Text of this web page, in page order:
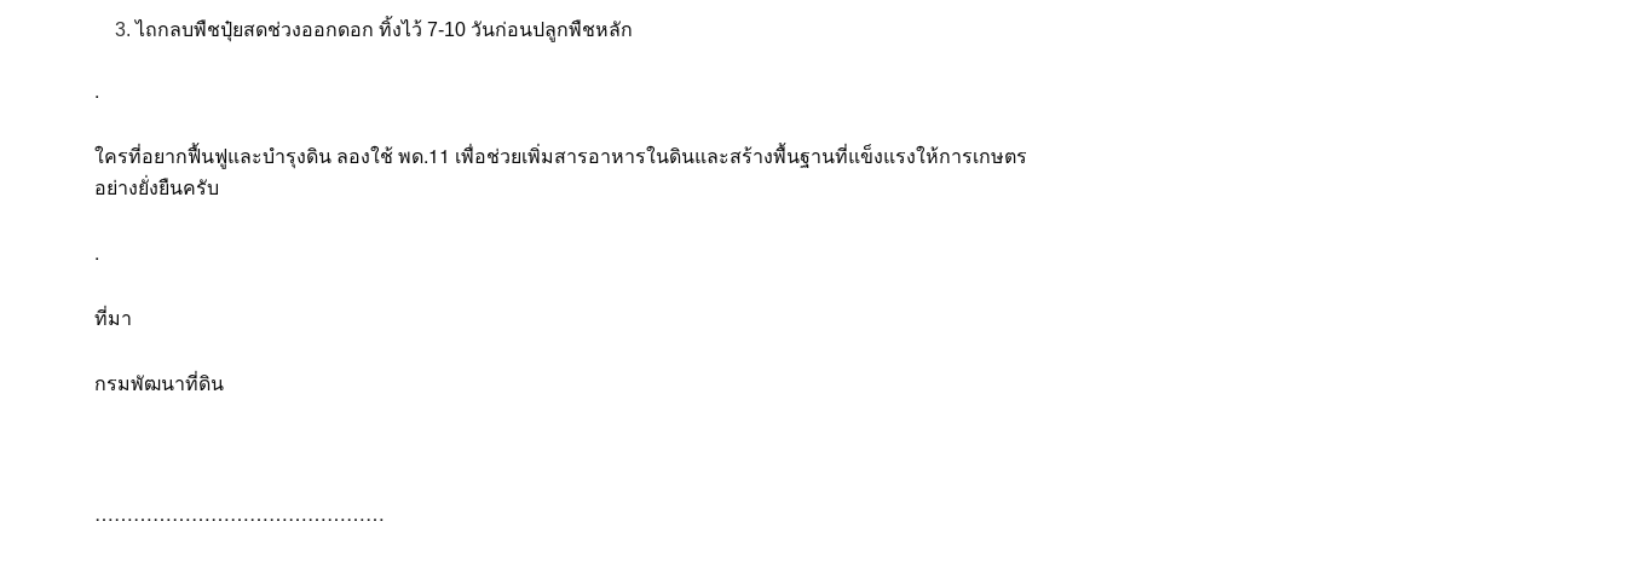
ไถกลบพืชปุ๋ยสดช่วงออกดอก ทิ้งไว้ 7-10 วันก่อนปลูกพืชหลัก
.
ใครที่อยากฟื้นฟูและบำรุงดิน ลองใช้ พด.11 เพื่อช่วยเพิ่มสารอาหารในดินและสร้างพื้นฐานที่แข็งแรงให้การเกษตร
อย่างยั่งยืนครับ
.
ที่มา
กรมพัฒนาที่ดิน
………………………………………